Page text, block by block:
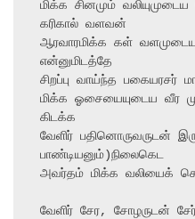
மிக்க சினமும்
கரிகால் வளவன்
ஆரவாரமிக்க கள்
என்னுமிடத்தே
சிறப்பு வாய்ந்த பகையரசர்
மிக்க ஓசையையுடைய வீர
கிடக்க
வேளிர் பதினொருவருடன்
பாண்டியனும்)நிலைகெட
அவர்தம் மிக்க வலியைக்
வேளிர் சேர, சோழருடன்